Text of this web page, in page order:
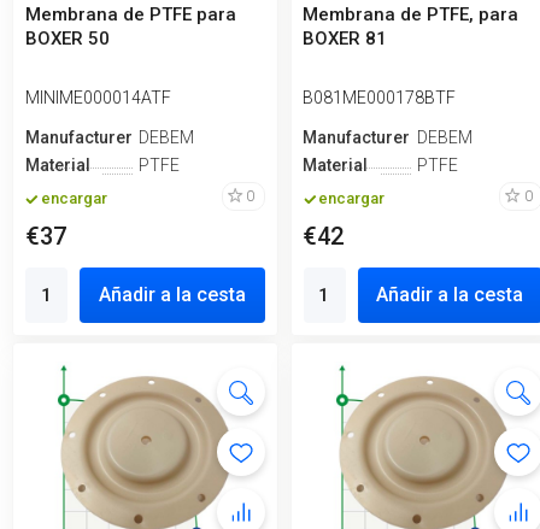
Membrana de PTFE para
BOXER 50
MINIME000014ATF
ManufactureroDEBEM
Material
PTFE
encargar 0
€37
Añadir a la cesta
Membrana de PTFE, para
BOXER 81
B081ME000178BTF
ManufactureroDEBEM
Material
PTFE
encargar 0
€42
Añadir a la cesta